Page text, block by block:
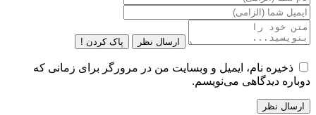
ارسال نظر پاک کردن !
ذخیره نام، ایمیل و وبسایت من در مرورگر برای زمانی که
دوباره دیدگاهی می‌نویسم.